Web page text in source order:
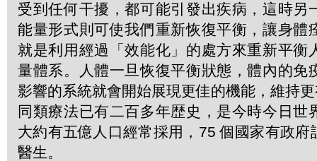
受到任何干擾，都可能引發出疾病，這時另
能量形式則可使我們重新恢復平衡，讓身體
就是利用經過「效能化」的處方來重新平衡
量體系。人體一旦恢復平衡狀態，體內的免
影響的系統就會開始展現更佳的機能，維持
同類療法已有二百多年歴史，是今時今日世
大約有五億人口經常採用，75 個國家有政府
醫生。